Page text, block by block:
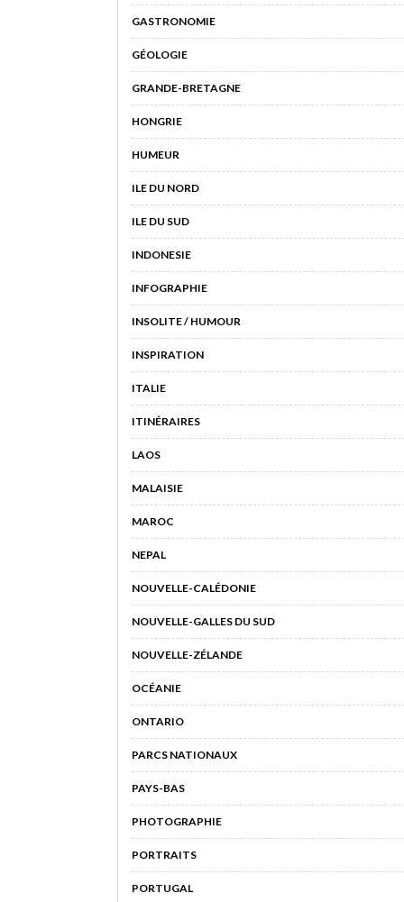
GASTRONOMIE
GÉOLOGIE
GRANDE-BRETAGNE
HONGRIE
HUMEUR
ILE DU NORD
ILE DU SUD
INDONESIE
INFOGRAPHIE
INSOLITE / HUMOUR
INSPIRATION
ITALIE
ITINÉRAIRES
LAOS
MALAISIE
MAROC
NEPAL
NOUVELLE-CALÉDONIE
NOUVELLE-GALLES DU SUD
NOUVELLE-ZÉLANDE
OCÉANIE
ONTARIO
PARCS NATIONAUX
PAYS-BAS
PHOTOGRAPHIE
PORTRAITS
PORTUGAL